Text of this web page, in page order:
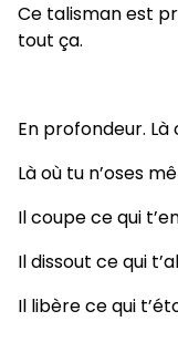
Ce talisman est
tout ça.
En profondeur. Là
Là où tu n’oses
Il coupe ce qui
Il dissout ce qui
Il libère ce qui